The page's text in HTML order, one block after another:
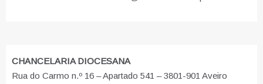
CHANCELARIA DIOCESANA
Rua do Carmo n.º 16 – Apartado 541 – 3801-901 Aveiro